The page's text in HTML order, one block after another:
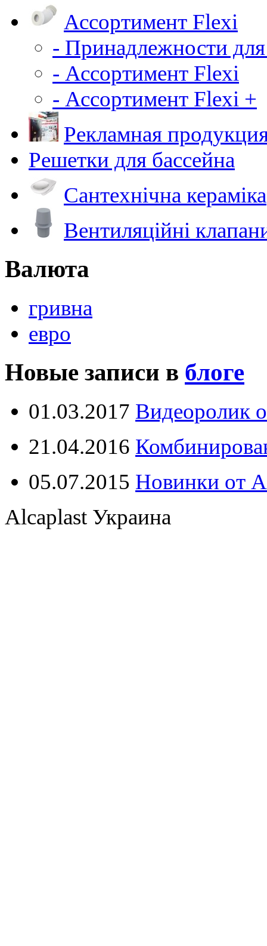
Ассортимент Flexi
- Принадлежности
- Ассортимент Flexi
- Ассортимент Flexi +
Рекламная
Решетки для бассейна
Сантехнічна кераміка
Вентиляційні
Валюта
гривна
евро
Новые записи в блоге
01.03.2017 Видеоролик
21.04.2016
05.07.2015 Новинки от
Alcaplast Украина